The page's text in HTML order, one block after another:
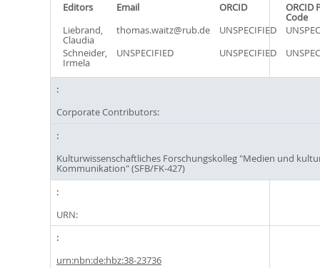
Editors Email ORCID ORCID
Code
Liebrand,
Claudia
thomas.waitz@rub.de UNSPECIFIED
Schneider,
Irmela
UNSPECIFIED UNSPECIFIED
Corporate Contributors:
Kulturwissenschaftliches Forschungskolleg "Medien und
Kommunikation" (SFB/FK-427)
URN:
urn:nbn:de:hbz:38-23736